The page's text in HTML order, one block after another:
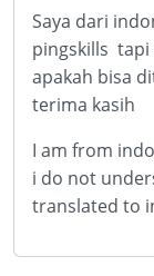
Saya dari
pingskills tapi
apakah bisa
terima kasih
I am from
i do not
translated to